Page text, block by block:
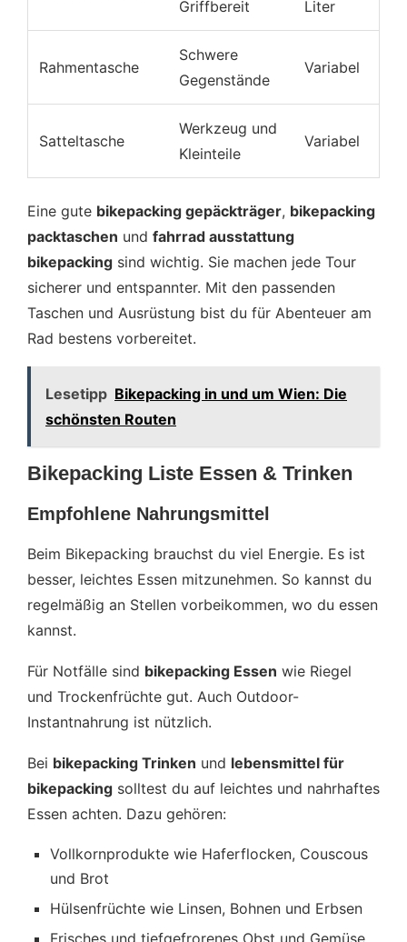
Griffbereit
Liter
Rahmentasche
Schwere
Gegenstände
Variabel
Satteltasche
Werkzeug und
Kleinteile
Variabel
Eine gute bikepacking gepäckträger, bikepacking
packtaschen und fahrrad ausstattung
bikepacking sind wichtig. Sie machen jede Tour
sicherer und entspannter. Mit den passenden
Taschen und Ausrüstung bist du für Abenteuer am
Rad bestens vorbereitet.
Lesetipp Bikepacking in und um Wien: Die
schönsten Routen
Bikepacking Liste Essen & Trinken
Empfohlene Nahrungsmittel
Beim Bikepacking brauchst du viel Energie. Es ist
besser, leichtes Essen mitzunehmen. So kannst du
regelmäßig an Stellen vorbeikommen, wo du essen
kannst.
Für Notfälle sind bikepacking Essen wie Riegel
und Trockenfrüchte gut. Auch Outdoor-
Instantnahrung ist nützlich.
Bei bikepacking Trinken und lebensmittel für
bikepacking solltest du auf leichtes und nahrhaftes
Essen achten. Dazu gehören:
Vollkornprodukte wie Haferflocken, Couscous
und Brot
Hülsenfrüchte wie Linsen, Bohnen und Erbsen
Frisches und tiefgefrorenes Obst und Gemüse